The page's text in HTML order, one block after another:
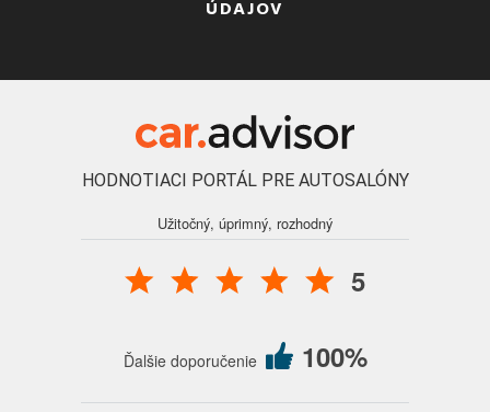
ÚDAJOV
HODNOTIACI PORTÁL PRE AUTOSALÓNY
Užitočný, úprimný, rozhodný
5
Ďalšie doporučenie 100%